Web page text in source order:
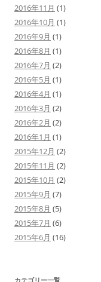
2016年11月 (1)
2016年10月 (1)
2016年9月 (1)
2016年8月 (1)
2016年7月 (2)
2016年5月 (1)
2016年4月 (1)
2016年3月 (2)
2016年2月 (2)
2016年1月 (1)
2015年12月 (2)
2015年11月 (2)
2015年10月 (2)
2015年9月 (7)
2015年8月 (5)
2015年7月 (6)
2015年6月 (16)
カテゴリー一覧